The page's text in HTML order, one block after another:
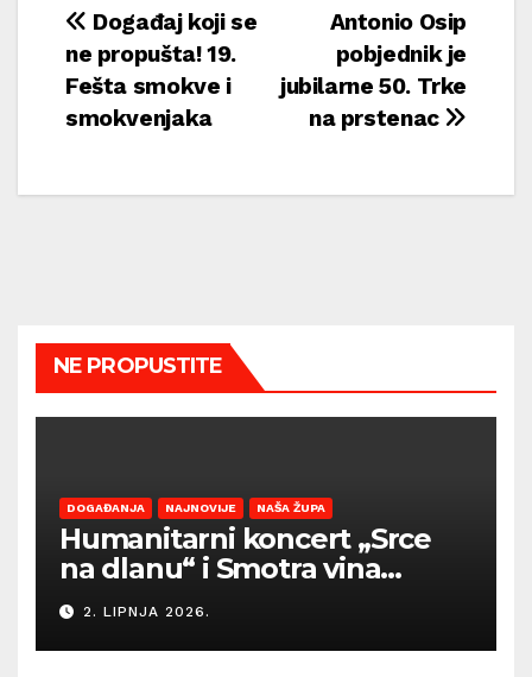
Navigacija
objava
Antonio Osip
pobjednik je
jubilarne 50. Trke
na prstenac
Događaj koji se
ne propušta! 19.
Fešta smokve i
smokvenjaka
NE PROPUSTITE
DOGAĐANJA NAJNOVIJE NAŠA ŽUPA
Humanitarni koncert „Srce
na dlanu“ i Smotra vina
Općine Barban otvaraju
sezonu ljetnih događanja
2. LIPNJA 2026.